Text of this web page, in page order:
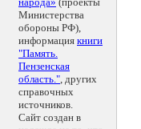
Министерства
обороны РФ),
информация книги
"Память.
Пензенская
область.", других
справочных
источников.
Сайт создан в